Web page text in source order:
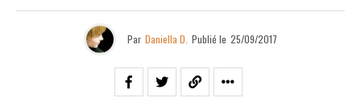
Par Daniella D. Publié le 25/09/2017